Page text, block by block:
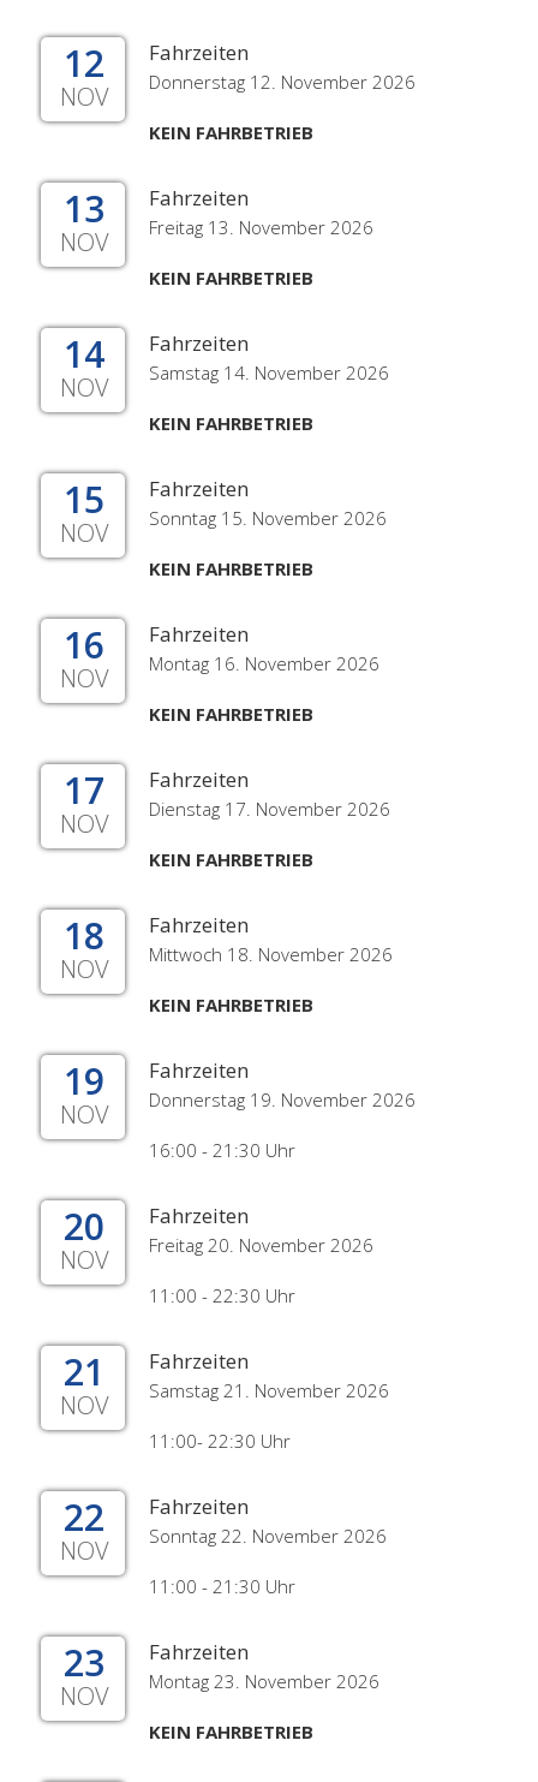
12
NOV
Fahrzeiten
Donnerstag 12. November 2026
KEIN FAHRBETRIEB
13
NOV
Fahrzeiten
Freitag 13. November 2026
KEIN FAHRBETRIEB
14
NOV
Fahrzeiten
Samstag 14. November 2026
KEIN FAHRBETRIEB
15
NOV
Fahrzeiten
Sonntag 15. November 2026
KEIN FAHRBETRIEB
16
NOV
Fahrzeiten
Montag 16. November 2026
KEIN FAHRBETRIEB
17
NOV
Fahrzeiten
Dienstag 17. November 2026
KEIN FAHRBETRIEB
18
NOV
Fahrzeiten
Mittwoch 18. November 2026
KEIN FAHRBETRIEB
19
NOV
Fahrzeiten
Donnerstag 19. November 2026
16:00 - 21:30 Uhr
20
NOV
Fahrzeiten
Freitag 20. November 2026
11:00 - 22:30 Uhr
21
NOV
Fahrzeiten
Samstag 21. November 2026
11:00- 22:30 Uhr
22
NOV
Fahrzeiten
Sonntag 22. November 2026
11:00 - 21:30 Uhr
23
NOV
Fahrzeiten
Montag 23. November 2026
KEIN FAHRBETRIEB